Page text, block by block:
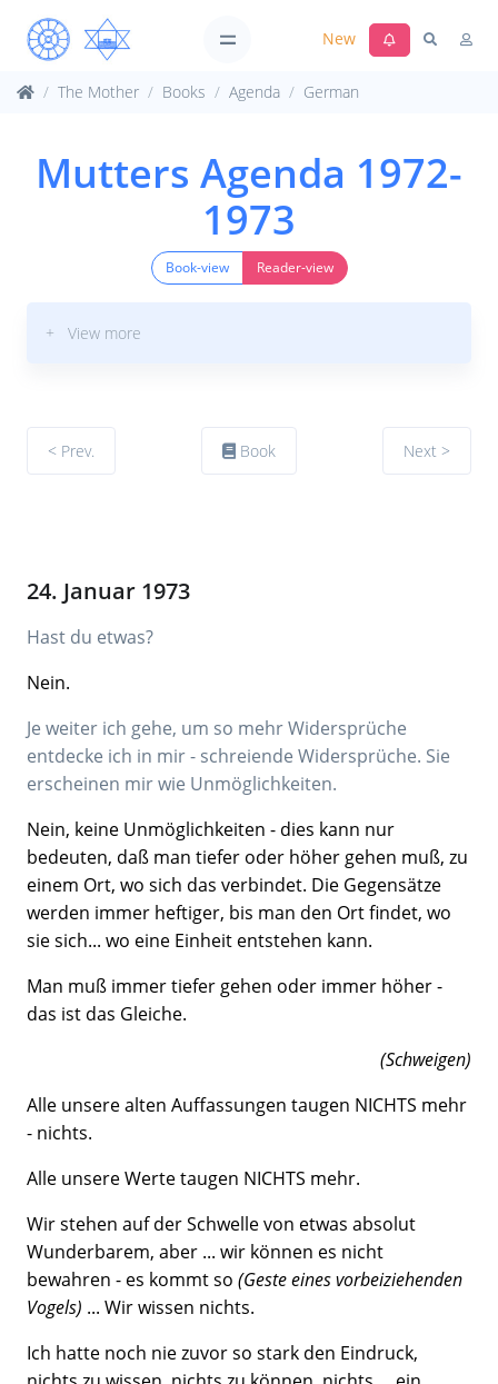
New
The Mother Books Agenda German
Mutters Agenda 1972-
1973
Book-view Reader-view
+ View more
< Prev. Book Next >
24. Januar 1973
Hast du etwas?
Nein.
Je weiter ich gehe, um so mehr Widersprüche
entdecke ich in mir - schreiende Widersprüche. Sie
erscheinen mir wie Unmöglichkeiten.
Nein, keine Unmöglichkeiten - dies kann nur
bedeuten, daß man tiefer oder höher gehen muß, zu
einem Ort, wo sich das verbindet. Die Gegensätze
werden immer heftiger, bis man den Ort findet, wo
sie sich... wo eine Einheit entstehen kann.
Man muß immer tiefer gehen oder immer höher -
das ist das Gleiche.
(Schweigen)
Alle unsere alten Auffassungen taugen NICHTS mehr
- nichts.
Alle unsere Werte taugen NICHTS mehr.
Wir stehen auf der Schwelle von etwas absolut
Wunderbarem, aber ... wir können es nicht
bewahren - es kommt so (Geste eines vorbeiziehenden
Vogels) ... Wir wissen nichts.
Ich hatte noch nie zuvor so stark den Eindruck,